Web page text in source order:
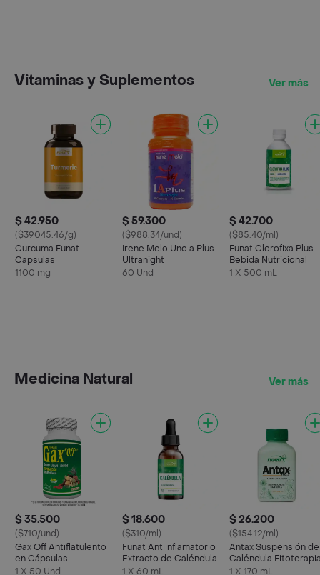
Vitaminas y Suplementos Ver más
$ 42.950
($39045.46/g)
Curcuma Funat
Capsulas
1100 mg
$ 59.300
($988.34/und)
Irene Melo Uno a Plus
Ultranight
60 Und
$ 42.700
($85.40/ml)
Funat Clorofixa Plus
Bebida Nutricional
1 X 500 mL
Medicina Natural Ver más
$ 35.500
($710/und)
Gax Off Antiflatulento
en Cápsulas
1 X 50 Und
$ 18.600
($310/ml)
Funat Antiinflamatorio
Extracto de Caléndula
1 X 60 mL
$ 26.200
($154.12/ml)
Antax Suspensión de
Caléndula
1 X 170 mL